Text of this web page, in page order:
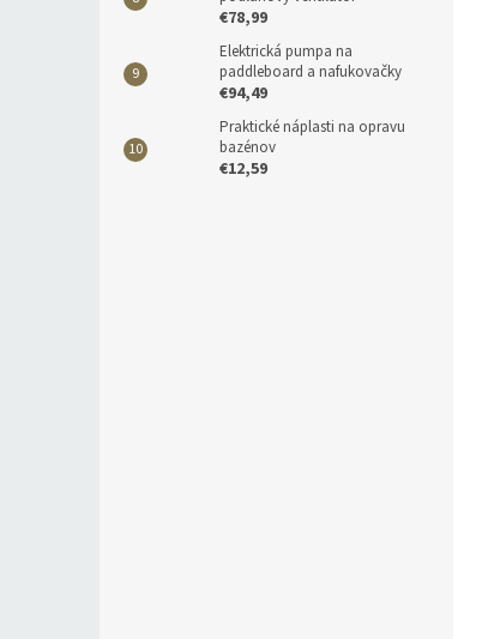
€78,99
Elektrická pumpa na
paddleboard a nafukovačky
€94,49
Praktické náplasti na opravu
bazénov
€12,59